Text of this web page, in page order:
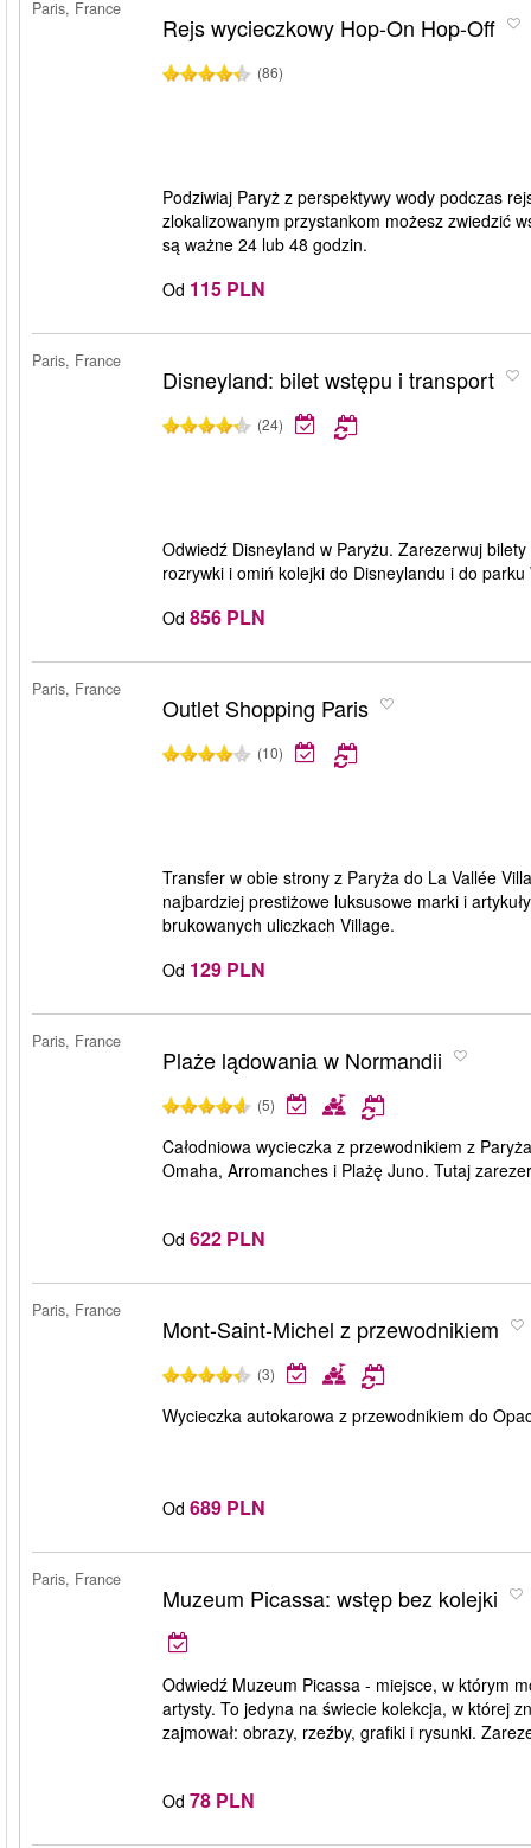
Paris, France
Rejs wycieczkowy Hop-On Hop-Off
(86)
Podziwiaj Paryż z perspektywy wody podczas
zlokalizowanym przystankom możesz zwiedzić
są ważne 24 lub 48 godzin.
Od 115 PLN
Paris, France
Disneyland: bilet wstępu i transport
(24)
Odwiedź Disneyland w Paryżu. Zarezerwuj
rozrywki i omiń kolejki do Disneylandu i do
Od 856 PLN
Paris, France
Outlet Shopping Paris
(10)
Transfer w obie strony z Paryża do La Vallée
najbardziej prestiżowe luksusowe marki i
brukowanych uliczkach Village.
Od 129 PLN
Paris, France
Plaże lądowania w Normandii
(5)
Całodniowa wycieczka z przewodnikiem z
Omaha, Arromanches i Plażę Juno. Tutaj
Od 622 PLN
Paris, France
Mont-Saint-Michel z przewodnikiem
(3)
Wycieczka autokarowa z przewodnikiem do
Od 689 PLN
Paris, France
Muzeum Picassa: wstęp bez kolejki
Odwiedź Muzeum Picassa - miejsce, w którym
artysty. To jedyna na świecie kolekcja, w której
zajmował: obrazy, rzeźby, grafiki i rysunki.
Od 78 PLN